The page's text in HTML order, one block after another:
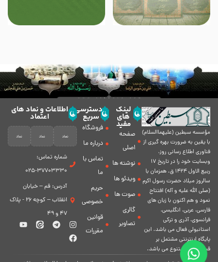
مؤسسه سبطين (عليهماالسلام)
با يقين به ضرورت بهره گیرى از
فناورى اطلاع رسانى روز،
وبسایت خود را در تاريخ 17
ربيع الاول 1424 ق. همزمان با
سالروز ميلاد حضرت رسول اكرم
(صلی الله علیه و آله) افتتاح
نمود و هم اكنون با زبان های
فارسی، عربى، انگلیسی،
فرانسوی، آذری و ترکی
استانبولی فعال مى باشد. اين
پايگاه اينترنتى مشتمل بر
قسمت هاى متنوع مى باشد.
لینک
های
مفید
صفحه
اصلی
نوشته ها
ویدئو ها
صوت ها
گالری
تصاویر
دسترسی
سریع
فروشگاه
درباره ما
تماس با
ما
حریم
خصوصی
قوانین
مقررات
اطلاعات و نماد های
اعتماد
شماره تماس:
37703330-025
آدرس: قم – خیابان
انقلاب – کوچه 26 - پلاک
47 و 49